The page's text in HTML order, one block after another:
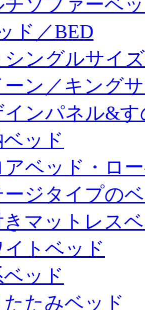
ド／BED
シングルサイ
ーン／キング
インパネル&
ッド
アベッド・ロ
ージタイプの
きマットレス
トベッド
ッド
たみベッド